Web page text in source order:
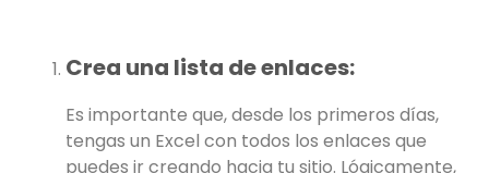
Crea una lista de enlaces:
Es importante que, desde los primeros días,
tengas un Excel con todos los enlaces que
puedes ir creando hacia tu sitio. Lógicamente,